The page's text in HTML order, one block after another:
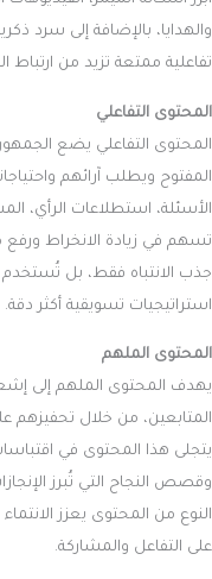
والهدايا، بالإضافة إلى سرد
تفاعلية ممتعة تزيد من ارتباط
المحتوى التفاعلي
المحتوى التفاعلي يضع
المفتوح ويطلب آرائهم
تسهم في زيادة الانخراط
جذب الانتباه فقط، بل
استراتيجيات تسويقية أكثر دقة.
المحتوى الملهم
يهدف المحتوى الملهم إلى
المتابعين، من خلال تحفيزهم
يتجلى هذا المحتوى في
وقصص النجاح التي تُبرز
النوع من المحتوى يعزز
على التفاعل والمشاركة.